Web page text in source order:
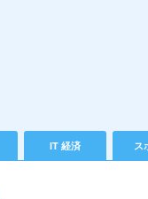
IT 経済 ス